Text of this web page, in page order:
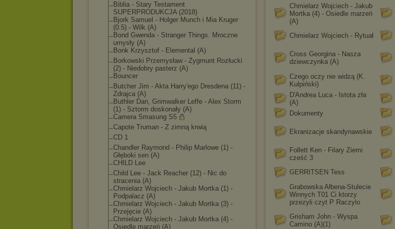
Biblia - Stary Testament
SUPERPRODUKCJA (2018)
Bjork Samuel - Holger Munch i Mia Kruger
(0.5) - Wilk (A)
Bond Gwenda - Stranger Things. Mroczne
umysły (A)
Bonk Krzysztof - Elemental (A)
Borkowski Przemysław - Zygmunt Rozłucki
(2) - Niedobry pasterz (A)
Bouncer
Butcher Jim - Akta Harry'ego Dresdena (11) -
Zdrajca (A)
Buthler Dan, Grimwalker Leffe - Alex Storm
(1) - Sztorm doskonały (A)
Camera Smasung S5
Capote Truman - Z zimną krwią
CD 1
Chandler Raymond - Philip Marlowe (1) -
Głęboki sen (A)
CHILD Lee
Child Lee - Jack Reacher (12) - Nic do
stracenia (A)
Chmielarz Wojciech - Jakub Mortka (1) -
Podpalacz (A)
Chmielarz Wojciech - Jakub Mortka (3) -
Przejęcie (A)
Chmielarz Wojciech - Jakub Mortka (4) -
Osiedle marzeń (A)
Chmielarz Wojciech - Jakub
Mortka (4) - Osiedle marzeń
(A)
Chmielarz Wojciech - Rytuał
Cross Georgina - Nasza
dziewczynka (A)
Czego oczy nie widzą (K.
Kulpiński)
D'Andrea Luca - Istota zła
(A)
Dokumenty
Ekranizacje skandynawskie
Follett Ken - Filary Ziemi
cześć 3
GERRITSEN Tess
Grabowska Ałbena-Stulecie
Winnych T01 Ci ktorzy
przezyli czyt P Raczylo
Grisham John - Wyspa
Camino (A)(1)